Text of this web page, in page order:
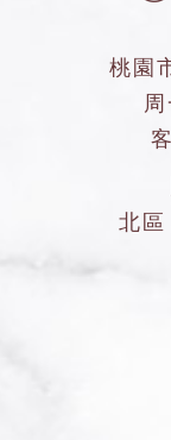
桃園
北區